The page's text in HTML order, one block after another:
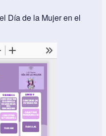
Día de la Mujer en el